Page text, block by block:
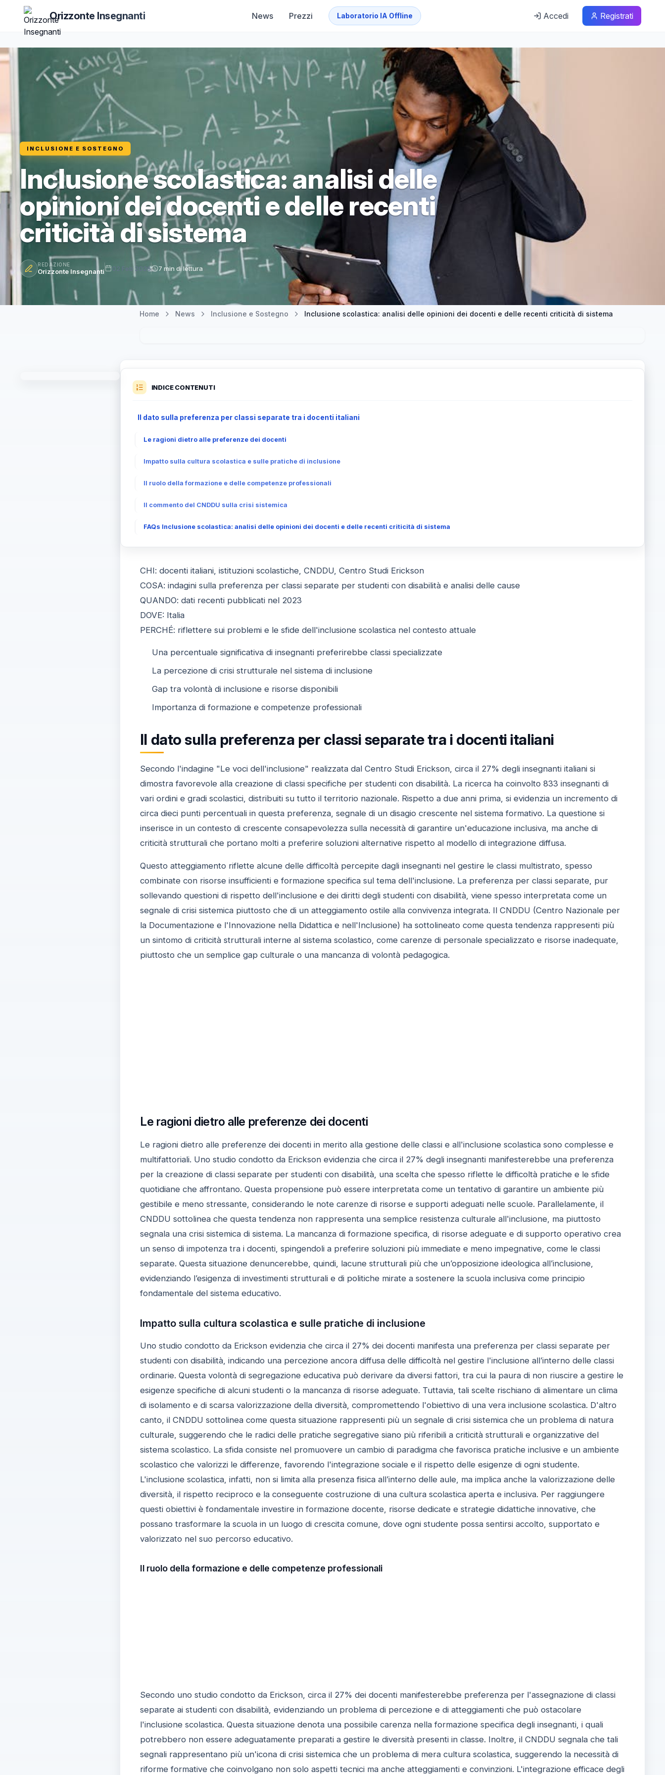
Orizzonte Insegnanti News Prezzi Laboratorio IA Offline Accedi Registrati
INCLUSIONE E SOSTEGNO
Inclusione scolastica: analisi delle
opinioni dei docenti e delle recenti
criticità di sistema
REDAZIONE
Orizzonte Insegnanti 02 Feb 2026 7 min di lettura
Home News Inclusione e Sostegno Inclusione scolastica: analisi delle opinioni dei docenti e delle recenti criticità di sistema
INDICE CONTENUTI
Il dato sulla preferenza per classi separate tra i docenti italiani
Le ragioni dietro alle preferenze dei docenti
Impatto sulla cultura scolastica e sulle pratiche di inclusione
Il ruolo della formazione e delle competenze professionali
Il commento del CNDDU sulla crisi sistemica
FAQs Inclusione scolastica: analisi delle opinioni dei docenti e delle recenti criticità di sistema
CHI: docenti italiani, istituzioni scolastiche, CNDDU, Centro Studi Erickson
COSA: indagini sulla preferenza per classi separate per studenti con disabilità e analisi delle cause
QUANDO: dati recenti pubblicati nel 2023
DOVE: Italia
PERCHÉ: riflettere sui problemi e le sfide dell'inclusione scolastica nel contesto attuale
Una percentuale significativa di insegnanti preferirebbe classi specializzate
La percezione di crisi strutturale nel sistema di inclusione
Gap tra volontà di inclusione e risorse disponibili
Importanza di formazione e competenze professionali
Il dato sulla preferenza per classi separate tra i docenti italiani
Secondo l'indagine "Le voci dell'inclusione" realizzata dal Centro Studi Erickson, circa il 27% degli insegnanti italiani si
dimostra favorevole alla creazione di classi specifiche per studenti con disabilità. La ricerca ha coinvolto 833 insegnanti di
vari ordini e gradi scolastici, distribuiti su tutto il territorio nazionale. Rispetto a due anni prima, si evidenzia un incremento di
circa dieci punti percentuali in questa preferenza, segnale di un disagio crescente nel sistema formativo. La questione si
inserisce in un contesto di crescente consapevolezza sulla necessità di garantire un'educazione inclusiva, ma anche di
criticità strutturali che portano molti a preferire soluzioni alternative rispetto al modello di integrazione diffusa.
Questo atteggiamento riflette alcune delle difficoltà percepite dagli insegnanti nel gestire le classi multistrato, spesso
combinate con risorse insufficienti e formazione specifica sul tema dell'inclusione. La preferenza per classi separate, pur
sollevando questioni di rispetto dell'inclusione e dei diritti degli studenti con disabilità, viene spesso interpretata come un
segnale di crisi sistemica piuttosto che di un atteggiamento ostile alla convivenza integrata. Il CNDDU (Centro Nazionale per
la Documentazione e l'Innovazione nella Didattica e nell'Inclusione) ha sottolineato come questa tendenza rappresenti più
un sintomo di criticità strutturali interne al sistema scolastico, come carenze di personale specializzato e risorse inadequate,
piuttosto che un semplice gap culturale o una mancanza di volontà pedagogica.
Le ragioni dietro alle preferenze dei docenti
Le ragioni dietro alle preferenze dei docenti in merito alla gestione delle classi e all'inclusione scolastica sono complesse e
multifattoriali. Uno studio condotto da Erickson evidenzia che circa il 27% degli insegnanti manifesterebbe una preferenza
per la creazione di classi separate per studenti con disabilità, una scelta che spesso riflette le difficoltà pratiche e le sfide
quotidiane che affrontano. Questa propensione può essere interpretata come un tentativo di garantire un ambiente più
gestibile e meno stressante, considerando le note carenze di risorse e supporti adeguati nelle scuole. Parallelamente, il
CNDDU sottolinea che questa tendenza non rappresenta una semplice resistenza culturale all'inclusione, ma piuttosto
segnala una crisi sistemica di sistema. La mancanza di formazione specifica, di risorse adeguate e di supporto operativo crea
un senso di impotenza tra i docenti, spingendoli a preferire soluzioni più immediate e meno impegnative, come le classi
separate. Questa situazione denuncerebbe, quindi, lacune strutturali più che un’opposizione ideologica all’inclusione,
evidenziando l’esigenza di investimenti strutturali e di politiche mirate a sostenere la scuola inclusiva come principio
fondamentale del sistema educativo.
Impatto sulla cultura scolastica e sulle pratiche di inclusione
Uno studio condotto da Erickson evidenzia che circa il 27% dei docenti manifesta una preferenza per classi separate per
studenti con disabilità, indicando una percezione ancora diffusa delle difficoltà nel gestire l'inclusione all’interno delle classi
ordinarie. Questa volontà di segregazione educativa può derivare da diversi fattori, tra cui la paura di non riuscire a gestire le
esigenze specifiche di alcuni studenti o la mancanza di risorse adeguate. Tuttavia, tali scelte rischiano di alimentare un clima
di isolamento e di scarsa valorizzazione della diversità, compromettendo l'obiettivo di una vera inclusione scolastica. D'altro
canto, il CNDDU sottolinea come questa situazione rappresenti più un segnale di crisi sistemica che un problema di natura
culturale, suggerendo che le radici delle pratiche segregative siano più riferibili a criticità strutturali e organizzative del
sistema scolastico. La sfida consiste nel promuovere un cambio di paradigma che favorisca pratiche inclusive e un ambiente
scolastico che valorizzi le differenze, favorendo l'integrazione sociale e il rispetto delle esigenze di ogni studente.
L'inclusione scolastica, infatti, non si limita alla presenza fisica all’interno delle aule, ma implica anche la valorizzazione delle
diversità, il rispetto reciproco e la conseguente costruzione di una cultura scolastica aperta e inclusiva. Per raggiungere
questi obiettivi è fondamentale investire in formazione docente, risorse dedicate e strategie didattiche innovative, che
possano trasformare la scuola in un luogo di crescita comune, dove ogni studente possa sentirsi accolto, supportato e
valorizzato nel suo percorso educativo.
Il ruolo della formazione e delle competenze professionali
Secondo uno studio condotto da Erickson, circa il 27% dei docenti manifesterebbe preferenza per l'assegnazione di classi
separate ai studenti con disabilità, evidenziando un problema di percezione e di atteggiamenti che può ostacolare
l'inclusione scolastica. Questa situazione denota una possibile carenza nella formazione specifica degli insegnanti, i quali
potrebbero non essere adeguatamente preparati a gestire le diversità presenti in classe. Inoltre, il CNDDU segnala che tali
segnali rappresentano più un'icona di crisi sistemica che un problema di mera cultura scolastica, suggerendo la necessità di
riforme formative che coinvolgano non solo aspetti tecnici ma anche atteggiamenti e convinzioni. L'integrazione efficace degli